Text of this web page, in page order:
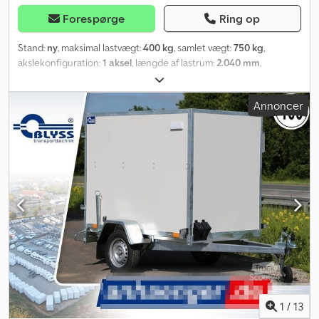
Forespørge Ring op
Stand: ny, maksimal lastvægt:400 kg, samlet vægt:750 kg,
akslekonfiguration:1 aksel, længde af lastrum:2.040 mm,
, lastepladshøjde:
KASSETRAILER TEKNISKE DATA: * Trailertype: F7520D * Totalvægt:
750 kg * Nyttelast: 400 kg * Indvendige mål: L: 204 cm, B: 115 cm, H:
150 cm * Udvendige mål: L: 326 cm, B: 170 cm, H: 205 cm *
Læsehøjde: 53 cm * Bund: Multiplex-trægulv * Surringspunkter pr.
side: 2 * Ramme: Svejset stålramme, fuldt varmgalvaniseret i
dyppebad * Dæk: 165/70R13 * Akselproducent: AL-KO eller KNOTT
* Antal aksler: 1 Dksdpfx Aethlnzsbysr * Uden bremser * Støttehjul
medfølger som standard * Døråbning: B: 110 cm, H: 143 cm *
Dobbelte fløjdøre med vridlåse, aflåselige * Vægge: Hvidt
flerlagsschimtræ * Surringsskinne pr. side: 1 * Sideventilator pr.
side: 1 * Stik: 7-polet, 12V * Bagstøtter * Kiler (2 stk.) *
Støddæmperaffjedring + 100 km/t godkendelse Ekstra Fz-
registreringsattest/COC-certifikat €39,00 Alle priser inkl. moms.
Levering: Levering via speditør mulig, pr. transportkilometer €1,50 i
hele Tyskland (enkeltvej fra Seesen til destination), minimum
Annoncer
1 / 13